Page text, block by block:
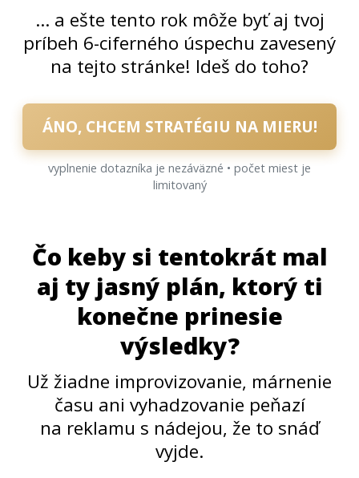
… a ešte tento rok môže byť aj tvoj
príbeh 6-ciferného úspechu zavesený
na tejto stránke! Ideš do toho?
ÁNO, CHCEM STRATÉGIU NA MIERU!
vyplnenie dotazníka je nezáväzné • počet miest je
limitovaný
Čo keby si tentokrát mal
aj ty jasný plán, ktorý ti
konečne prinesie
výsledky?
Už žiadne improvizovanie, márnenie
času ani vyhadzovanie peňazí
na reklamu s nádejou, že to snáď
vyjde.